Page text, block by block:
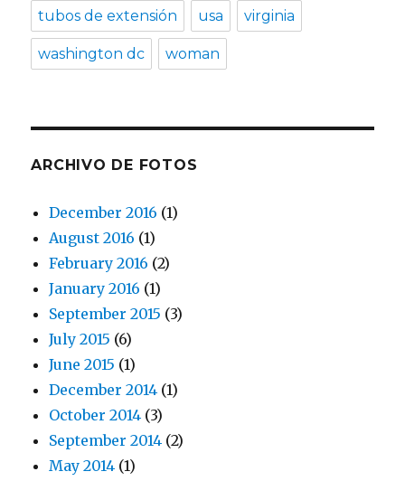
tubos de extensión usa virginia
washington dc woman
ARCHIVO DE FOTOS
December 2016 (1)
August 2016 (1)
February 2016 (2)
January 2016 (1)
September 2015 (3)
July 2015 (6)
June 2015 (1)
December 2014 (1)
October 2014 (3)
September 2014 (2)
May 2014 (1)